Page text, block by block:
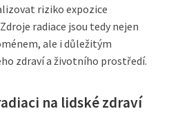
riziko expozice
radiace jsou tedy nejen
ale i důležitým
zdraví a životního prostředí.
na lidské zdraví